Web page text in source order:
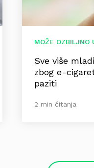
MOŽE OZBILJNO
Sve više
zbog e-
paziti
2 min čitanja